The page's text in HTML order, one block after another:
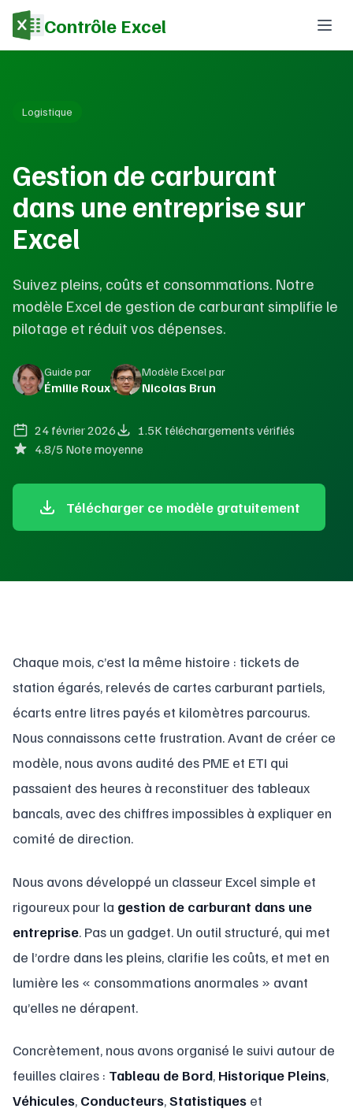
Contrôle Excel
Logistique
Gestion de carburant
dans une entreprise sur
Excel
Suivez pleins, coûts et consommations. Notre
modèle Excel de gestion de carburant simplifie le
pilotage et réduit vos dépenses.
Guide par
Émilie Roux
Modèle Excel par
Nicolas Brun
24 février 2026
1.5K téléchargements vérifiés
4.8/5 Note moyenne
Télécharger ce modèle gratuitement
Chaque mois, c’est la même histoire : tickets de
station égarés, relevés de cartes carburant partiels,
écarts entre litres payés et kilomètres parcourus.
Nous connaissons cette frustration. Avant de créer ce
modèle, nous avons audité des PME et ETI qui
passaient des heures à reconstituer des tableaux
bancals, avec des chiffres impossibles à expliquer en
comité de direction.
Nous avons développé un classeur Excel simple et
rigoureux pour la gestion de carburant dans une
entreprise. Pas un gadget. Un outil structuré, qui met
de l’ordre dans les pleins, clarifie les coûts, et met en
lumière les « consommations anormales » avant
qu’elles ne dérapent.
Concrètement, nous avons organisé le suivi autour de
feuilles claires : Tableau de Bord, Historique Pleins,
Véhicules, Conducteurs,Statistiques et